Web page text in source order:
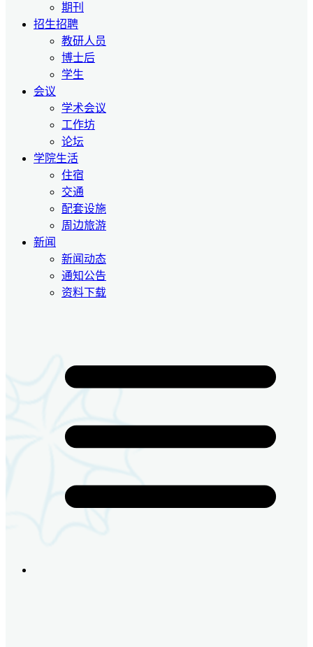
期刊
招生招聘
教研人员
博士后
学生
会议
学术会议
工作坊
论坛
学院生活
住宿
交通
配套设施
周边旅游
新闻
新闻动态
通知公告
资料下载